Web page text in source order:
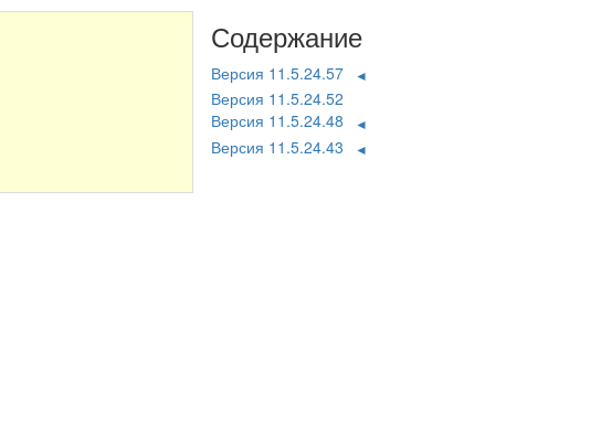
Содержание
Версия 11.5.24.57 ◄
Версия 11.5.24.52
Версия 11.5.24.48
◄
Версия 11.5.24.43 ◄